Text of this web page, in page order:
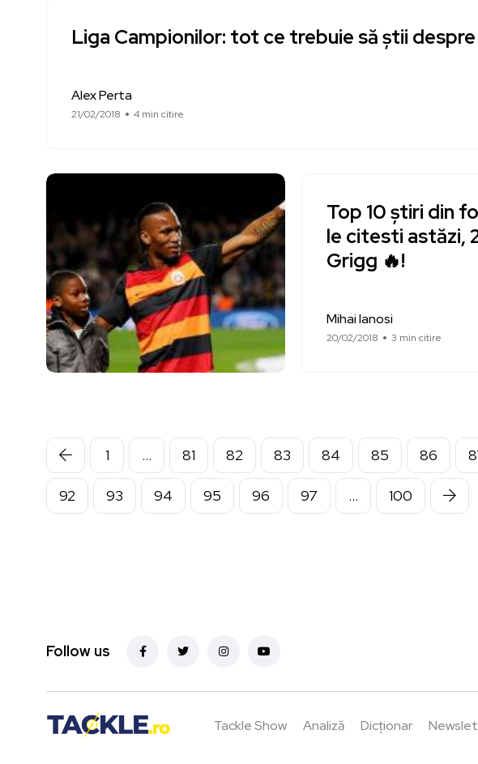
Liga Campionilor: tot ce trebuie să știi
Alex Perta
21/02/2018 4 min citire
Top 10 știri din
le citesti astăzi,
Grigg 🔥!
Mihai Ianosi
20/02/2018 3 min citire
1 … 81 82 83 84 85 86
92 93 94 95 96 97 … 100
Follow us
Tackle Show Analiză Dicționar